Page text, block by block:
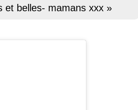
et belles- mamans xxx »